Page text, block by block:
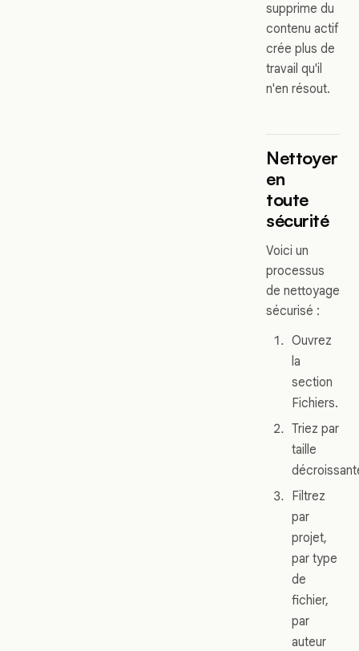
supprime du
contenu actif
crée plus de
travail qu'il
n'en résout.
Nettoyer
en
toute
sécurité
Voici un
processus
de nettoyage
sécurisé :
Ouvrez
la
section
Fichiers.
Triez par
taille
Filtrez
par
projet,
par type
de
fichier,
par
auteur